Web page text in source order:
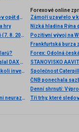
Zlato vyráží k novým maximům: Tři důvody, proč žlutý kov opět dominuje
hry
Krypto šeptanda: Co přinesl poslední týden v kryptosvětě (7. 8. 2026)
Analýza DAX, Nasdaq, EUR/USD: Zlepšený sentiment poslal DAX na nová maxima
Praktické okénko: Bitcoin aktuálně jako spekulativní, nikoli investiční aktivum
Akciová analýza: Výsledky McDonald’s nepotěšily, ale ani neurazily. Jakou vizi společnost prezentovala?
Forexové online
Nízká hladina
Pozitivní vývoj na
Frankfurtská burza
Denní shrnutí:
Tři trhy, které